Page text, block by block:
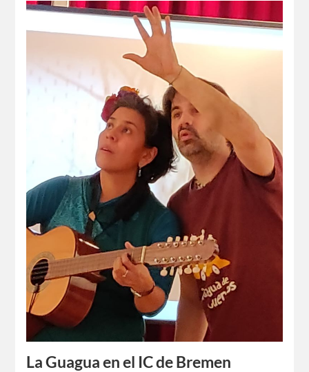
La Guagua en el IC de Bremen